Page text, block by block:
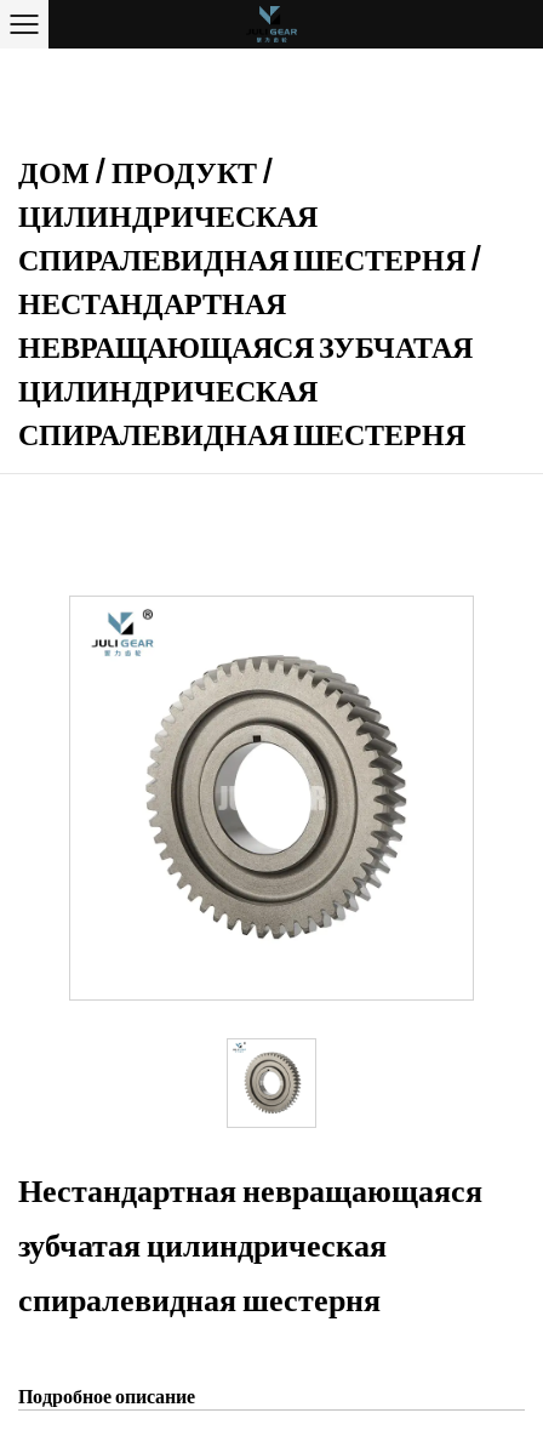
ДОМ/ПРОДУКТ/
ЦИЛИНДРИЧЕСКАЯ
СПИРАЛЕВИДНАЯ ШЕСТЕРНЯ/
НЕСТАНДАРТНАЯ
НЕВРАЩАЮЩАЯСЯ ЗУБЧАТАЯ
ЦИЛИНДРИЧЕСКАЯ
СПИРАЛЕВИДНАЯ ШЕСТЕРНЯ
Нестандартная невращающаяся
зубчатая цилиндрическая
спиралевидная шестерня
Подробное описание